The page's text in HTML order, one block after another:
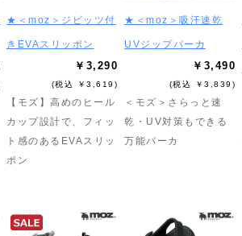
★＜moz＞ジビッツ付
きEVAスリッポン
￥3,290
(税込 ￥3,619)
【モズ】高めのヒール
カップ設計で、フィッ
ト感のあるEVAスリッ
ポン
★＜moz＞吸汗速乾
UVジップパーカ
￥3,490
(税込 ￥3,839)
＜モズ＞さらっと速
乾・UV対策もできる
万能パーカ